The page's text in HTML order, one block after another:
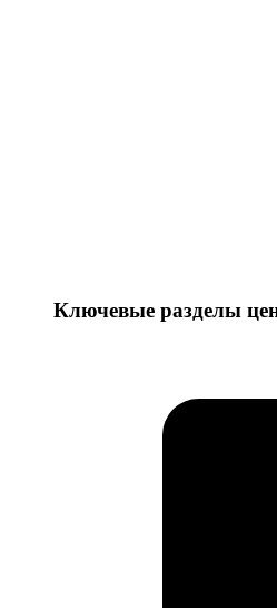
Ключевые разделы